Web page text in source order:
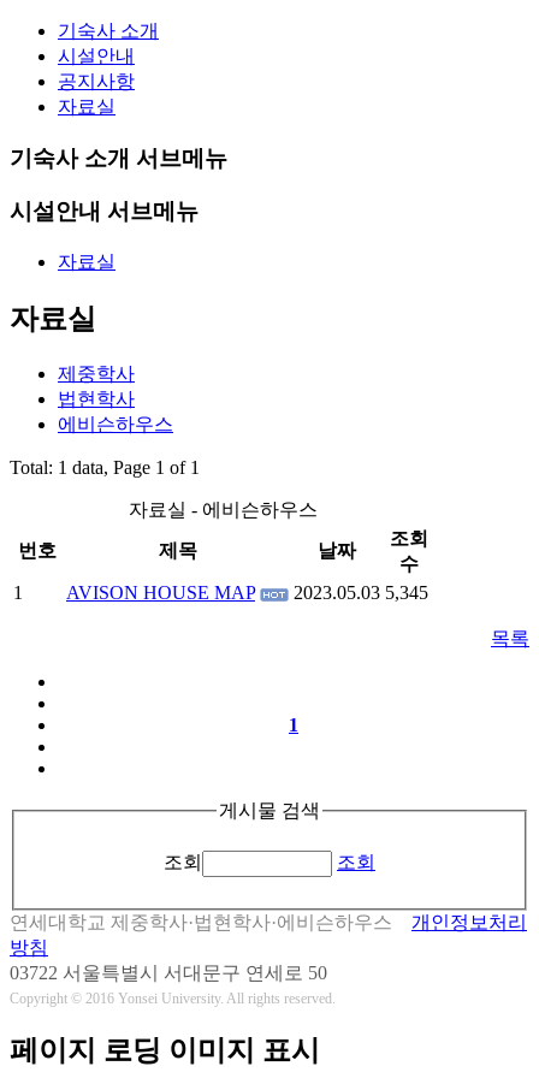
기숙사 소개
시설안내
공지사항
자료실
기숙사 소개 서브메뉴
시설안내 서브메뉴
자료실
자료실
제중학사
법현학사
에비슨하우스
Total: 1 data, Page 1 of 1
자료실 - 에비슨하우스
번호
제목 날짜
조회
수
1
AVISON HOUSE MAP 2023.05.03 5,345
목록
1
게시물 검색
조회 조회
연세대학교 제중학사·법현학사·에비슨하우스
개인정보처리
방침
03722 서울특별시 서대문구 연세로 50
Copyright © 2016 Yonsei University. All rights reserved.
페이지 로딩 이미지 표시